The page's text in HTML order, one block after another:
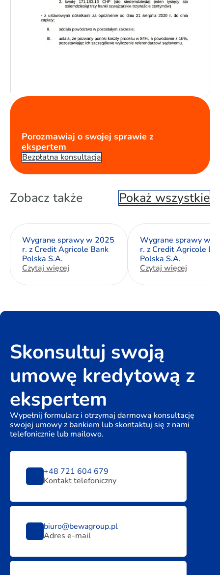
Porozmawiaj o swojej sprawie z
ekspertem
Bezpłatna konsultacja
Zobacz także Pokaż wszystkie
Wygrane sprawy w 2025
r. z Credit Agricole Bank
Polska S.A.
Czytaj więcej
Wygrane sprawy w
r. z Credit Agricole
Polska S.A.
Czytaj więcej
Skonsultuj swoją
umowę kredytową z
ekspertem
Wypełnij formularz i otrzymaj darmową konsultację
swojej umowy z bankiem lub skontaktuj się z nami
telefonicznie lub mailowo.
+48 721 604 679
Kontakt telefoniczny
biuro@bewagroup.pl
Adres e-mail